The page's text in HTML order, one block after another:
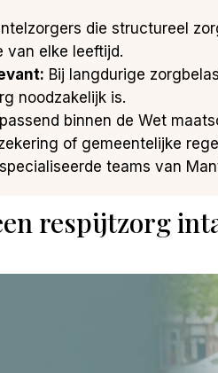
die structureel
van elke leeftijd.
Bij langdurige
noodzakelijk is.
binnen de Wet
of gemeentelijke
teams van
respijtzorg